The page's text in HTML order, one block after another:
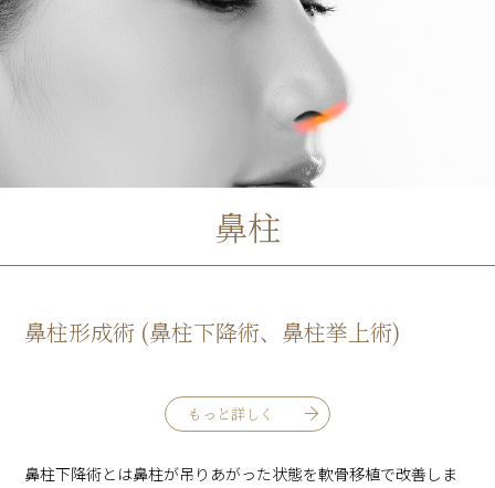
鼻柱
鼻柱形成術 (鼻柱下降術、鼻柱挙上術)
もっと詳しく
鼻柱下降術とは鼻柱が吊りあがった状態を軟骨移植で改善しま